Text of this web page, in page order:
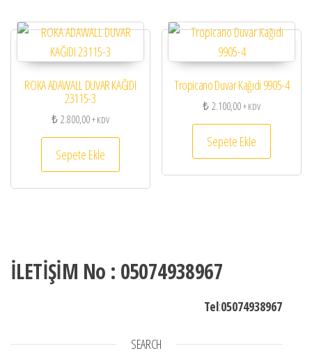
ROKA ADAWALL DUVAR KAĞIDI
23115-3
₺2.800,00+ KDV
Sepete Ekle
Tropicano Duvar Kağıdı 9905-4
₺2.100,00+ KDV
Sepete Ekle
İLETİŞİM No : 05074938967
Tel:05074938967
SEARCH